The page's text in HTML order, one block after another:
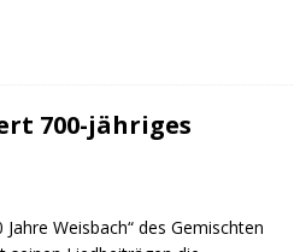
700-jähriges
Weisbach“ des Gemischten